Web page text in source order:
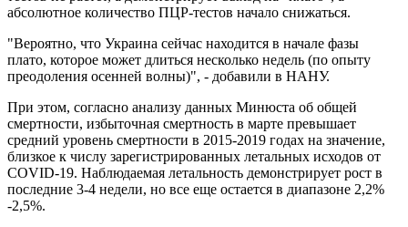
абсолютное количество ПЦР-тестов начало снижаться.
"Вероятно, что Украина сейчас находится в начале фазы
плато, которое может длиться несколько недель (по опыту
преодоления осенней волны)", - добавили в НАНУ.
При этом, согласно анализу данных Минюста об общей
смертности, избыточная смертность в марте превышает
средний уровень смертности в 2015-2019 годах на значение,
близкое к числу зарегистрированных летальных исходов от
COVID-19. Наблюдаемая летальность демонстрирует рост в
последние 3-4 недели, но все еще остается в диапазоне 2,2%
-2,5%.